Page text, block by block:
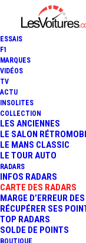
ESSAIS
F1
MARQUES
VIDÉOS
TV
ACTU
INSOLITES
COLLECTION
LES ANCIENNES
LE SALON
LE MANS CLASSIC
LE TOUR AUTO
RADARS
INFOS RADARS
CARTE DES RADARS
MARGE D’ERREUR
RÉCUPÉRER SES
TOP RADARS
SOLDE DE POINTS
BOUTIQUE
PAS